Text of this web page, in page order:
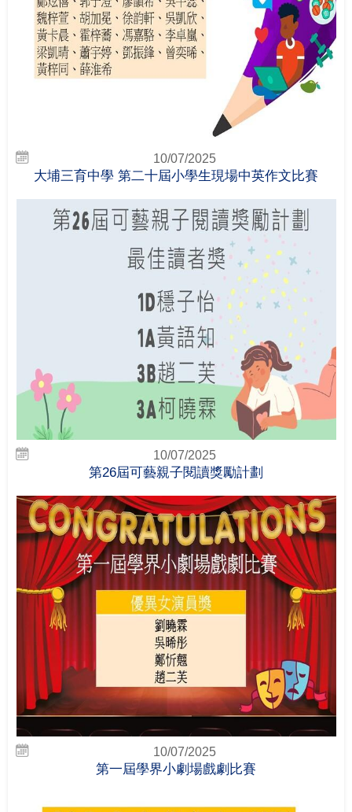
10/07/2025
大埔三育中學 第二十屆小學生現場中英作文比賽
10/07/2025
第26屆可藝親子閱讀獎勵計劃
10/07/2025
第一屆學界小劇場戲劇比賽